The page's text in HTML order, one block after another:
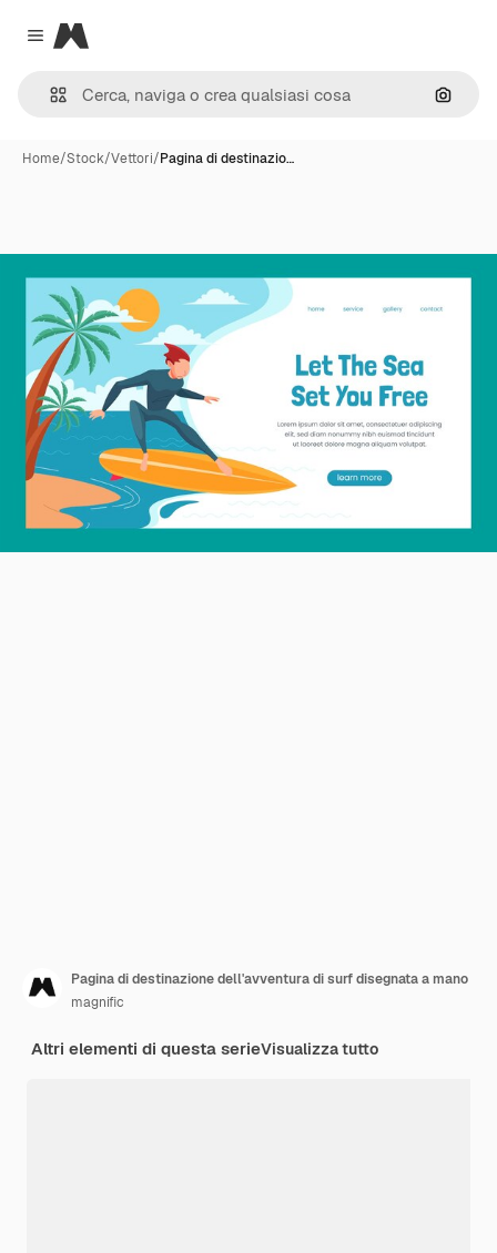
Close menu
Magnific
Cerca
Home/Stock/Vettori/Pagina di destinazio…
Pagina di destinazione dell'avventura di surf disegnata a mano
magnific
Altri elementi di questa serieVisualizza tutto